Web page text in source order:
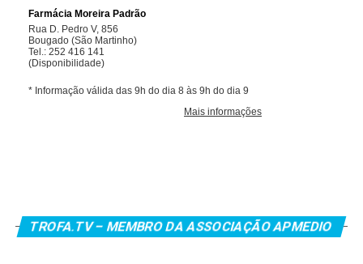
TROFA.TV – MEMBRO DA ASSOCIAÇÃO APMEDIO